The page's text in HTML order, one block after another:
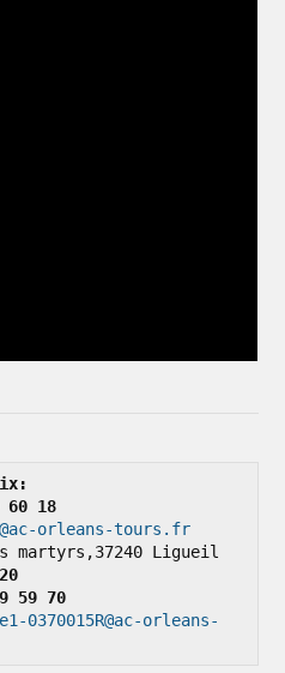
60 18
orleans-tours.fr
martyrs,37240 Ligueil
59 70
0370015R@ac-orleans-